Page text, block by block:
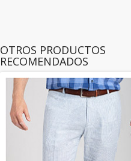
OTROS PRODUCTOS
RECOMENDADOS